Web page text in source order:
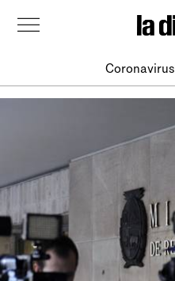
Coronavirus